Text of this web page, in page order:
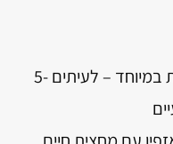
הפחתה הדרגתית איטית במיוחד – לעיתים 5-